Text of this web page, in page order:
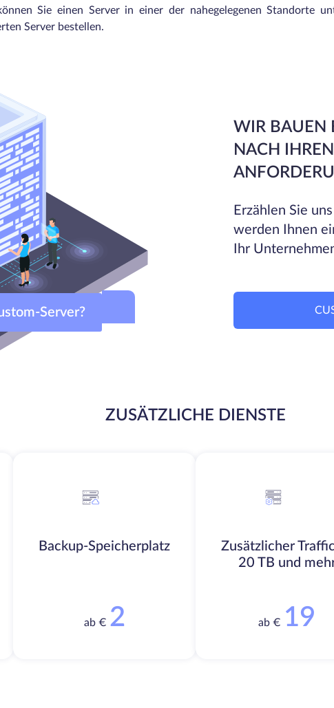
Sie einen Server in einer der nahegelegenen Standorte
Server bestellen.
Server?
WIR BAUEN
NACH IHREN
Erzählen Sie
werden Ihnen
Ihr
ZUSÄTZLICHE DIENSTE
Backup-Speicherplatz
ab € 2
Zusätzlicher
20 TB und
ab € 19